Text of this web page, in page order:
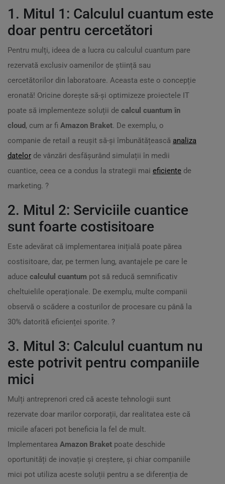
1. Mitul 1: Calculul cuantum este
doar pentru cercetători
Pentru mulți, ideea de a lucra cu calculul cuantum pare
rezervată exclusiv oamenilor de știință sau
cercetătorilor din laboratoare. Aceasta este o concepție
eronată! Oricine dorește să-și optimizeze proiectele IT
poate să implementeze soluții de calcul cuantum în
cloud, cum ar fi Amazon Braket. De exemplu, o
companie de retail a reușit să-și îmbunătățească analiza
datelor de vânzări desfășurând simulații în medii
cuantice, ceea ce a condus la strategii mai eficiente de
marketing. ?
2. Mitul 2: Serviciile cuantice
sunt foarte costisitoare
Este adevărat că implementarea inițială poate părea
costisitoare, dar, pe termen lung, avantajele pe care le
aduce calculul cuantum pot să reducă semnificativ
cheltuielile operaționale. De exemplu, multe companii
observă o scădere a costurilor de procesare cu până la
30% datorită eficienței sporite. ?
3. Mitul 3: Calculul cuantum nu
este potrivit pentru companiile
mici
Mulți antreprenori cred că aceste tehnologii sunt
rezervate doar marilor corporații, dar realitatea este că
micile afaceri pot beneficia la fel de mult.
Implementarea Amazon Braket poate deschide
oportunități de inovație și creștere, și chiar companiile
mici pot utiliza aceste soluții pentru a se diferenția de